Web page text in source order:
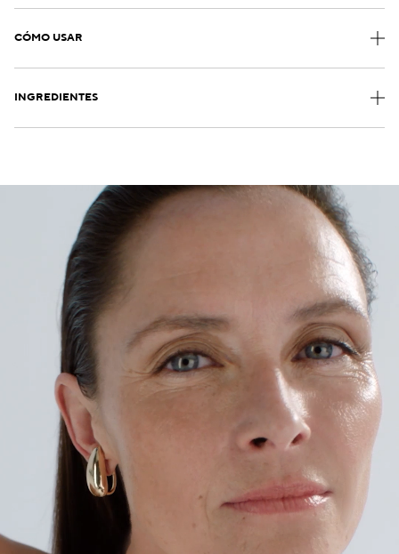
CÓMO USAR
INGREDIENTES